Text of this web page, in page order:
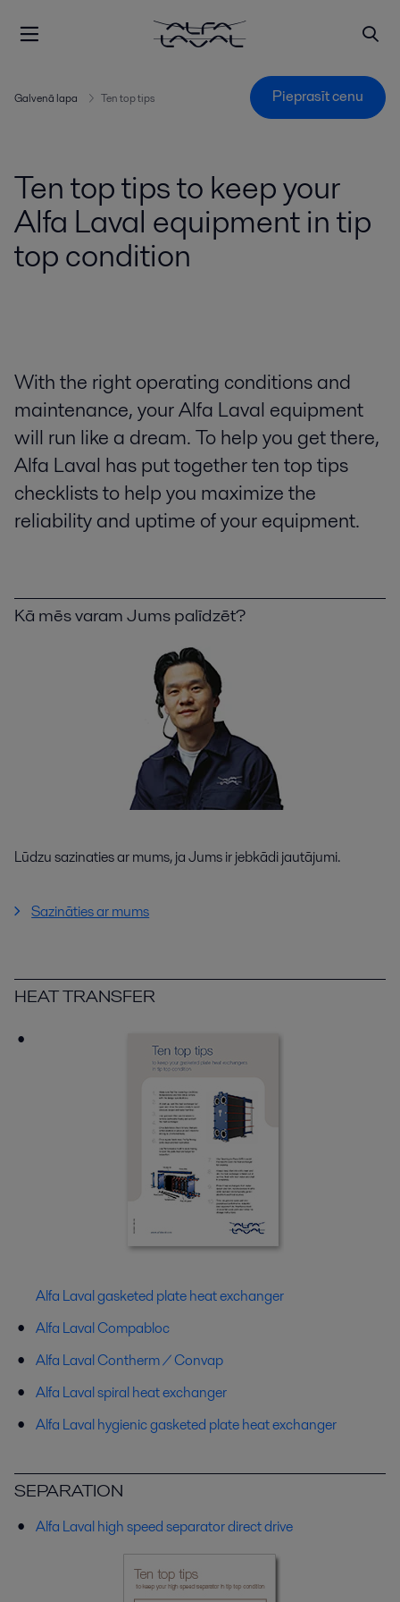
Galvenā lapa Ten top tips Pieprasīt cenu
Ten top tips to keep your
Alfa Laval equipment in tip
top condition
With the right operating conditions and
maintenance, your Alfa Laval equipment
will run like a dream. To help you get there,
Alfa Laval has put together ten top tips
checklists to help you maximize the
reliability and uptime of your equipment.
Kā mēs varam Jums palīdzēt?
Lūdzu sazinaties ar mums, ja Jums ir jebkādi jautājumi.
Sazināties ar mums
HEAT TRANSFER
Alfa Laval gasketed plate heat exchanger
Alfa Laval Compabloc
Alfa Laval Contherm / Convap
Alfa Laval spiral heat exchanger
Alfa Laval hygienic gasketed plate heat exchanger
SEPARATION
Alfa Laval high speed separator direct drive